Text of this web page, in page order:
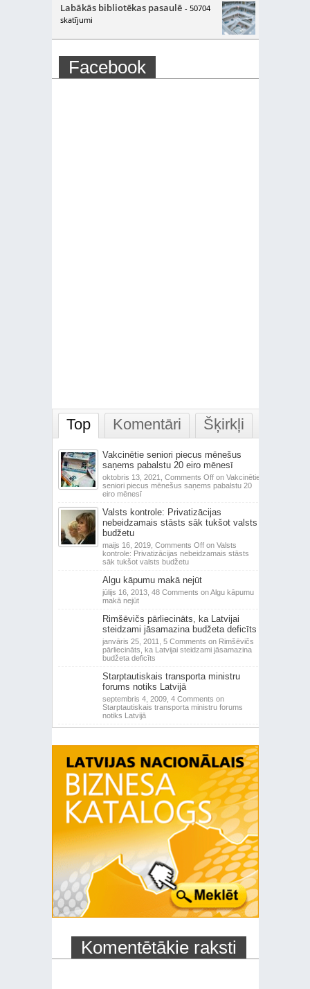
Labākās bibliotēkas pasaulē - 50704
skatījumi
Facebook
Top Komentāri Šķirkļi
Vakcinētie seniori piecus mēnešus
saņems pabalstu 20 eiro mēnesī
oktobris 13, 2021, Comments Offon Vakcinētie
seniori piecus mēnešus saņems pabalstu 20
eiro mēnesī
Valsts kontrole: Privatizācijas
nebeidzamais stāsts sāk tukšot valsts
budžetu
maijs 16, 2019, Comments Offon Valsts
kontrole: Privatizācijas nebeidzamais stāsts
sāk tukšot valsts budžetu
Algu kāpumu makā nejūt
jūlijs 16, 2013, 48 Comments on Algu kāpumu
makā nejūt
Rimšēvičs pārliecināts, ka Latvijai
steidzami jāsamazina budžeta deficīts
janvāris 25, 2011, 5 Comments on Rimšēvičs
pārliecināts, ka Latvijai steidzami jāsamazina
budžeta deficīts
Starptautiskais transporta ministru
forums notiks Latvijā
septembris 4, 2009, 4 Comments on
Starptautiskais transporta ministru forums
notiks Latvijā
Komentētākie raksti